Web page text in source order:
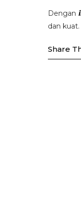
Dengan
dan kuat.
Share